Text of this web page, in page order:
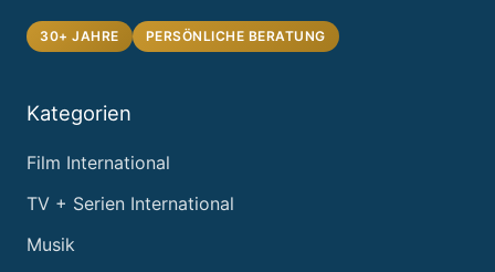
30+ JAHRE PERSÖNLICHE BERATUNG
Kategorien
Film International
TV + Serien International
Musik